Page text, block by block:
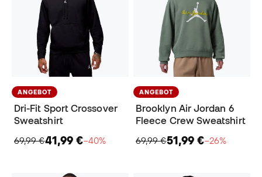
ANGEBOT
Dri-Fit Sport Crossover
Sweatshirt
69,99 €41,99 €−40%
ANGEBOT
Brooklyn Air Jordan 6
Fleece Crew Sweatshirt
69,99 €51,99 €−26%